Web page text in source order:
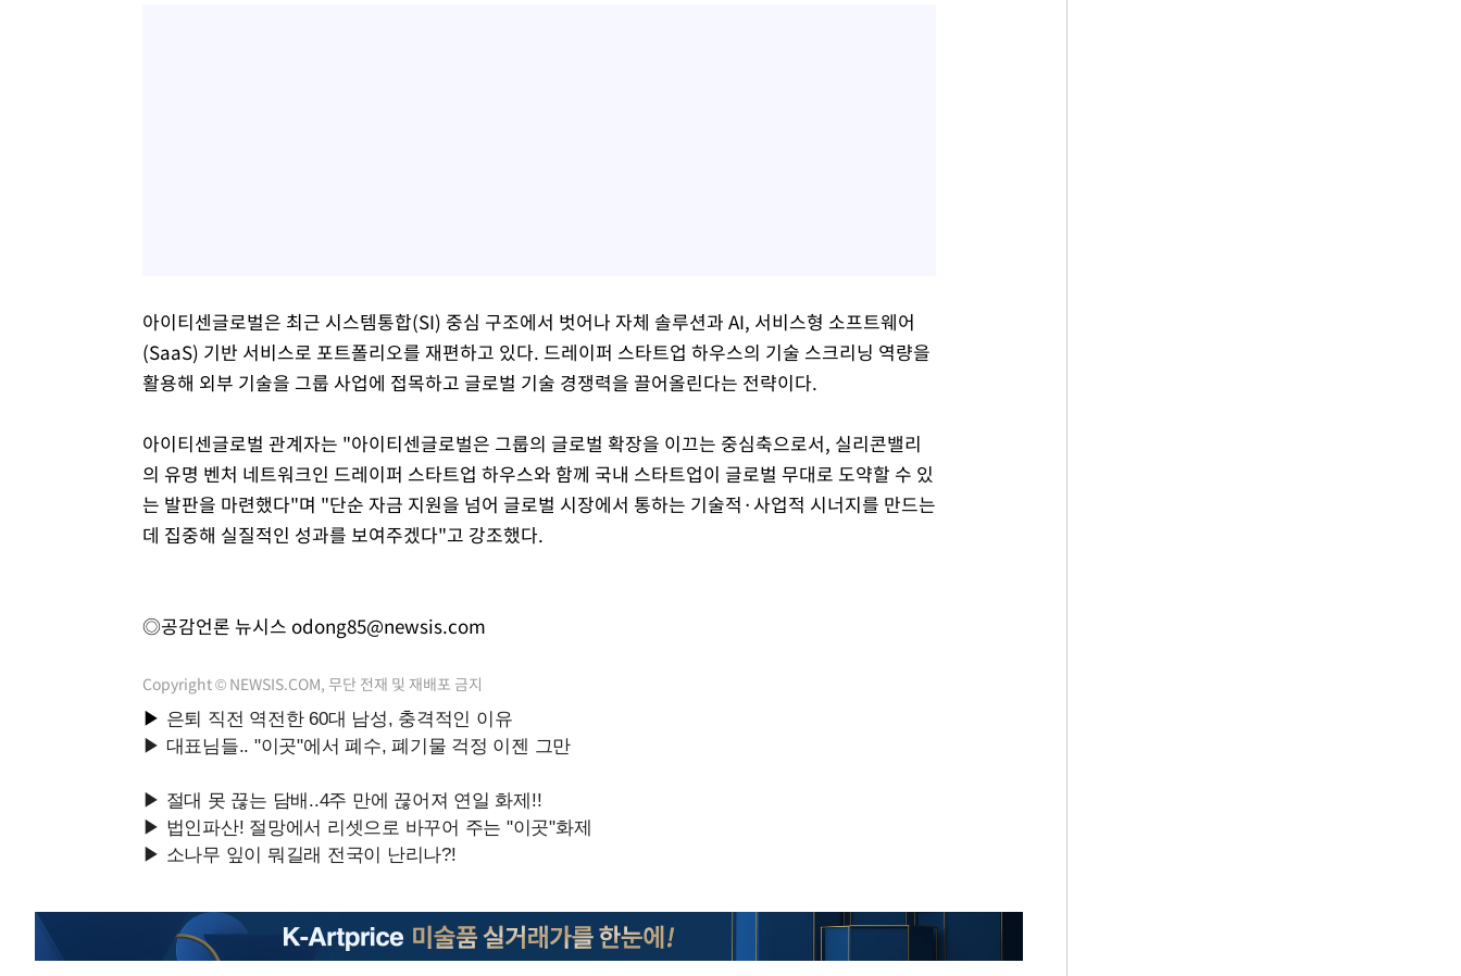
아이티센글로벌은 최근 시스템통합(SI) 중심 구조에서 벗어나 자체 솔루션과 AI, 서비스형 소프트웨어
(SaaS) 기반 서비스로 포트폴리오를 재편하고 있다. 드레이퍼 스타트업 하우스의 기술 스크리닝 역량을
활용해 외부 기술을 그룹 사업에 접목하고 글로벌 기술 경쟁력을 끌어올린다는 전략이다.
아이티센글로벌 관계자는 "아이티센글로벌은 그룹의 글로벌 확장을 이끄는 중심축으로서, 실리콘밸리
의 유명 벤처 네트워크인 드레이퍼 스타트업 하우스와 함께 국내 스타트업이 글로벌 무대로 도약할 수 있
는 발판을 마련했다"며 "단순 자금 지원을 넘어 글로벌 시장에서 통하는 기술적·사업적 시너지를 만드는
데 집중해 실질적인 성과를 보여주겠다"고 강조했다.
◎공감언론 뉴시스 odong85@newsis.com
Copyright © NEWSIS.COM, 무단 전재 및 재배포 금지